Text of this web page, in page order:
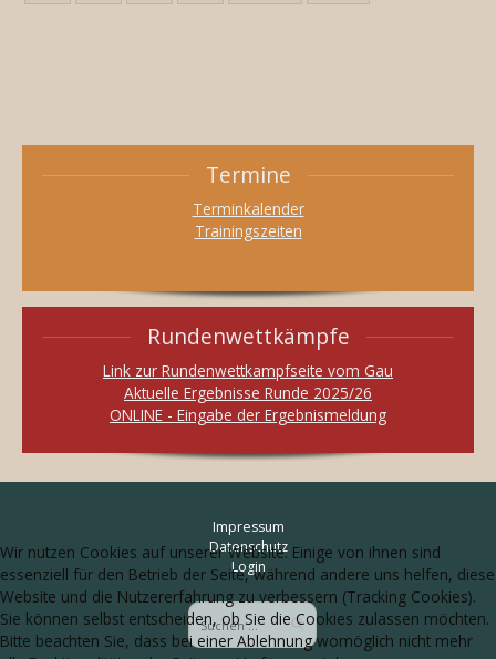
Termine
Terminkalender
Trainingszeiten
Rundenwettkämpfe
Link zur Rundenwettkampfseite vom Gau
Aktuelle Ergebnisse Runde 2025/26
ONLINE - Eingabe der Ergebnismeldung
Impressum
Datenschutz
Login
Wir nutzen Cookies auf unserer Website. Einige von ihnen sind
essenziell für den Betrieb der Seite, während andere uns helfen, diese
Website und die Nutzererfahrung zu verbessern (Tracking Cookies).
Sie können selbst entscheiden, ob Sie die Cookies zulassen möchten.
Bitte beachten Sie, dass bei einer Ablehnung womöglich nicht mehr